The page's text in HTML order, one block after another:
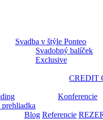
Svadba v štýle Ponteo
Svadobný balíček
Exclusive
CREDIT
Konferencie
Blog Referencie